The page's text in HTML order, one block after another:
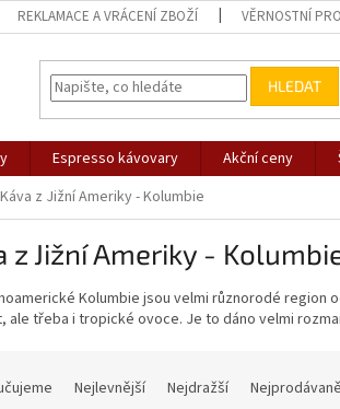
REKLAMACE A VRÁCENÍ ZBOŽÍ VĚRNOSTNÍ
HLEDAT
Espresso kávovary Akční ceny
Káva z Jižní Ameriky - Kolumbie
z Jižní Ameriky -
Kolumbie jsou velmi různorodé
ale třeba i tropické ovoce. Je to dáno velmi
Nejlevnější Nejdražší